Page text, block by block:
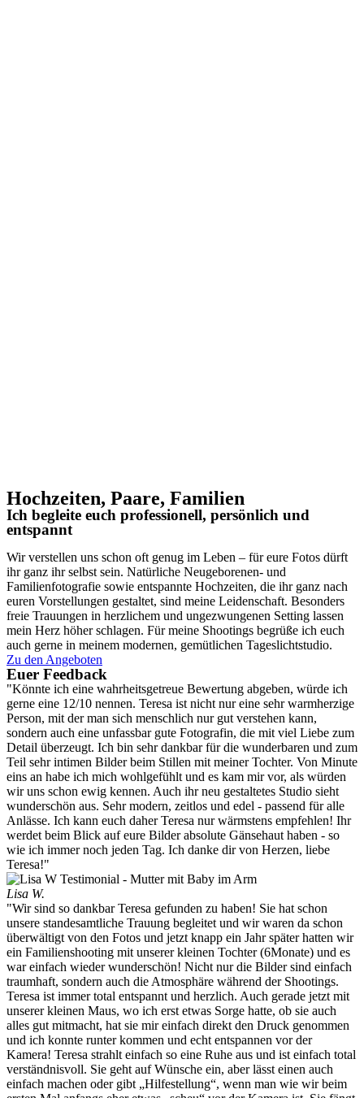
Hochzeiten, Paare, Familien
Ich begleite euch professionell, persönlich und
entspannt
Wir verstellen uns schon oft genug im Leben – für eure Fotos dürft
ihr ganz ihr selbst sein. Natürliche Neugeborenen- und
Familienfotografie sowie entspannte Hochzeiten, die ihr ganz nach
euren Vorstellungen gestaltet, sind meine Leidenschaft. Besonders
freie Trauungen in herzlichem und ungezwungenen Setting lassen
mein Herz höher schlagen. Für meine Shootings begrüße ich euch
auch gerne in meinem modernen, gemütlichen Tageslichtstudio.
Zu den Angeboten
Euer Feedback
"Könnte ich eine wahrheitsgetreue Bewertung abgeben, würde ich
gerne eine 12/10 nennen. Teresa ist nicht nur eine sehr warmherzige
Person, mit der man sich menschlich nur gut verstehen kann,
sondern auch eine unfassbar gute Fotografin, die mit viel Liebe zum
Detail überzeugt. Ich bin sehr dankbar für die wunderbaren und zum
Teil sehr intimen Bilder beim Stillen mit meiner Tochter. Von Minute
eins an habe ich mich wohlgefühlt und es kam mir vor, als würden
wir uns schon ewig kennen. Auch ihr neu gestaltetes Studio sieht
wunderschön aus. Sehr modern, zeitlos und edel - passend für alle
Anlässe. Ich kann euch daher Teresa nur wärmstens empfehlen! Ihr
werdet beim Blick auf eure Bilder absolute Gänsehaut haben - so
wie ich immer noch jeden Tag. Ich danke dir von Herzen, liebe
Teresa!"
Lisa W.
"Wir sind so dankbar Teresa gefunden zu haben! Sie hat schon
unsere standesamtliche Trauung begleitet und wir waren da schon
überwältigt von den Fotos und jetzt knapp ein Jahr später hatten wir
ein Familienshooting mit unserer kleinen Tochter (6Monate) und es
war einfach wieder wunderschön! Nicht nur die Bilder sind einfach
traumhaft, sondern auch die Atmosphäre während der Shootings.
Teresa ist immer total entspannt und herzlich. Auch gerade jetzt mit
unserer kleinen Maus, wo ich erst etwas Sorge hatte, ob sie auch
alles gut mitmacht, hat sie mir einfach direkt den Druck genommen
und ich konnte runter kommen und echt entspannen vor der
Kamera! Teresa strahlt einfach so eine Ruhe aus und ist einfach total
verständnisvoll. Sie geht auf Wünsche ein, aber lässt einen auch
einfach machen oder gibt „Hilfestellung“, wenn man wie wir beim